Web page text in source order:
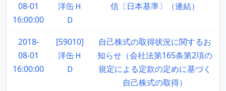
08-01
16:00:00
洋缶Ｈ
Ｄ
信〔日本基準〕（連結）
2018-
08-01
16:00:00
[59010]
洋缶Ｈ
Ｄ
自己株式の取得状況に関するお
知らせ（会社法第165条第2項の
規定による定款の定めに基づく
自己株式の取得）